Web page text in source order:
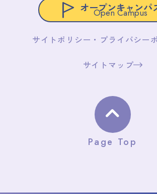
オープンキャンパ
Open Campus
サイトポリシー・プライバシー
サイトマップ
Page Top